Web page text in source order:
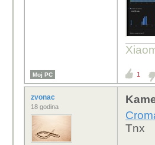
Moj PC 1
zvonac
18 godina
Tnx